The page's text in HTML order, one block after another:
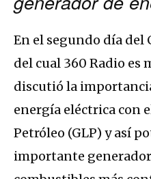
En el segundo día del
del cual 360 Radio es
discutió la
energía eléctrica con
Petróleo (GLP) y así
importante